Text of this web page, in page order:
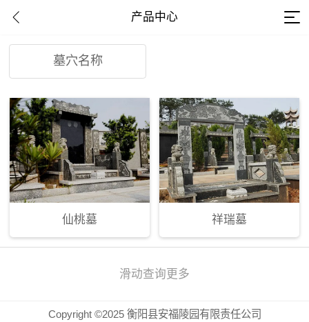
产品中心
墓穴名称
仙桃墓 祥瑞墓
滑动查询更多
Copyright ©2025 衡阳县安福陵园有限责任公司